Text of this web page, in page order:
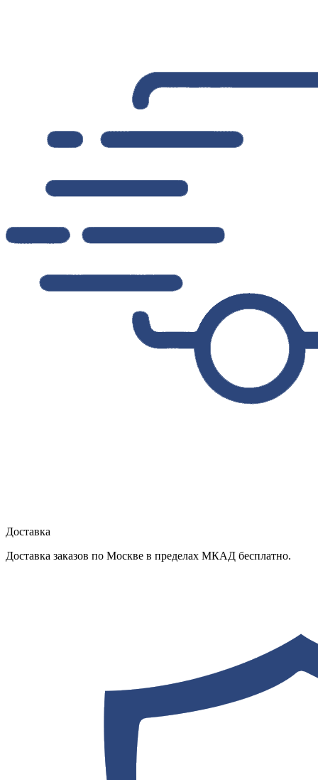
Доставка
Доставка заказов по Москве в пределах МКАД бесплатно.